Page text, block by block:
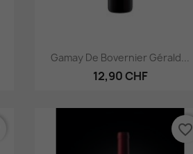
Aperçu rapide
Gamay De Bovernier Gérald...
12,90 CHF
favorite_border